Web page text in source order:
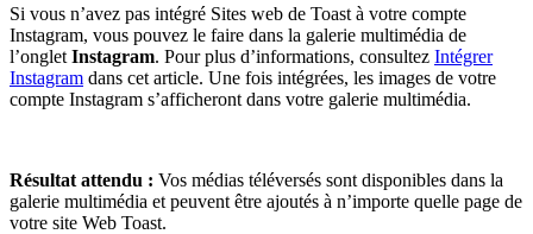
Si vous n’avez pas intégré Sites web de Toast à votre compte
Instagram, vous pouvez le faire dans la galerie multimédia de
l’onglet Instagram. Pour plus d’informations, consultez Intégrer
Instagram dans cet article. Une fois intégrées, les images de votre
compte Instagram s’afficheront dans votre galerie multimédia.
Résultat attendu : Vos médias téléversés sont disponibles dans la
galerie multimédia et peuvent être ajoutés à n’importe quelle page de
votre site Web Toast.